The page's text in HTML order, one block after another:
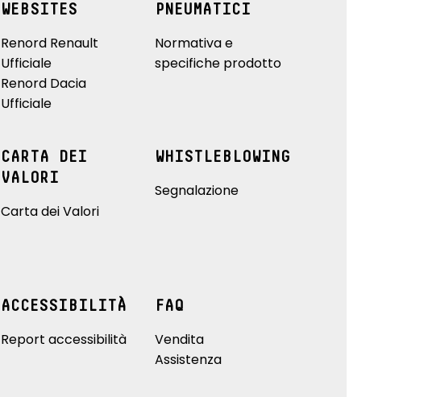
WEBSITES
Renord Renault
Ufficiale
Renord Dacia
Ufficiale
PNEUMATICI
Normativa e
specifiche prodotto
CARTA DEI
VALORI
Carta dei Valori
WHISTLEBLOWING
Segnalazione
ACCESSIBILITÀ
Report accessibilità
FAQ
Vendita
Assistenza